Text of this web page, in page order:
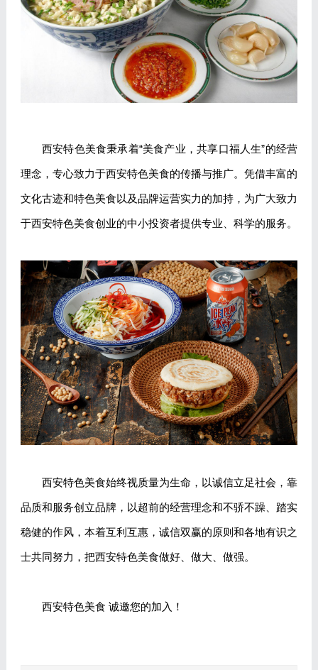
西安特色美食秉承着“美食产业，共享口福人生”的经营
理念，专心致力于西安特色美食的传播与推广。凭借丰富的
文化古迹和特色美食以及品牌运营实力的加持，为广大致力
于西安特色美食创业的中小投资者提供专业、科学的服务。
西安特色美食始终视质量为生命，以诚信立足社会，靠
品质和服务创立品牌，以超前的经营理念和不骄不躁、踏实
稳健的作风，本着互利互惠，诚信双赢的原则和各地有识之
士共同努力，把西安特色美食做好、做大、做强。
西安特色美食 诚邀您的加入！